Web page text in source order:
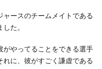
ースのチームメイトである
た。
がやってることをできる選手
に、彼がすごく謙虚である